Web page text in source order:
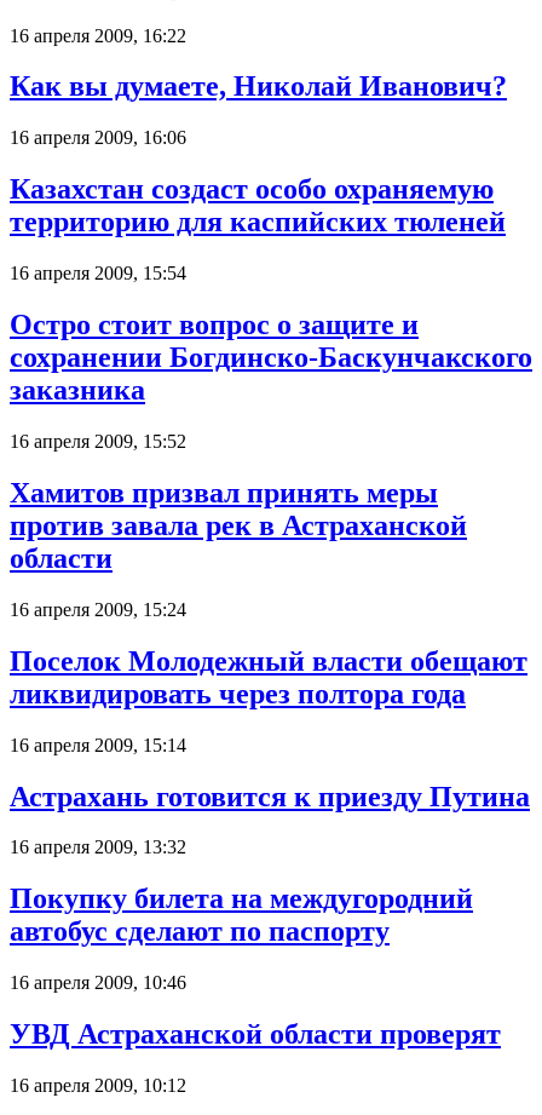
16 апреля 2009, 16:22
Как вы думаете, Николай Иванович?
16 апреля 2009, 16:06
Казахстан создаст особо охраняемую
территорию для каспийских тюленей
16 апреля 2009, 15:54
Остро стоит вопрос о защите и
сохранении Богдинско-Баскунчакского
заказника
16 апреля 2009, 15:52
Хамитов призвал принять меры
против завала рек в Астраханской
области
16 апреля 2009, 15:24
Поселок Молодежный власти обещают
ликвидировать через полтора года
16 апреля 2009, 15:14
Астрахань готовится к приезду Путина
16 апреля 2009, 13:32
Покупку билета на междугородний
автобус сделают по паспорту
16 апреля 2009, 10:46
УВД Астраханской области проверят
16 апреля 2009, 10:12